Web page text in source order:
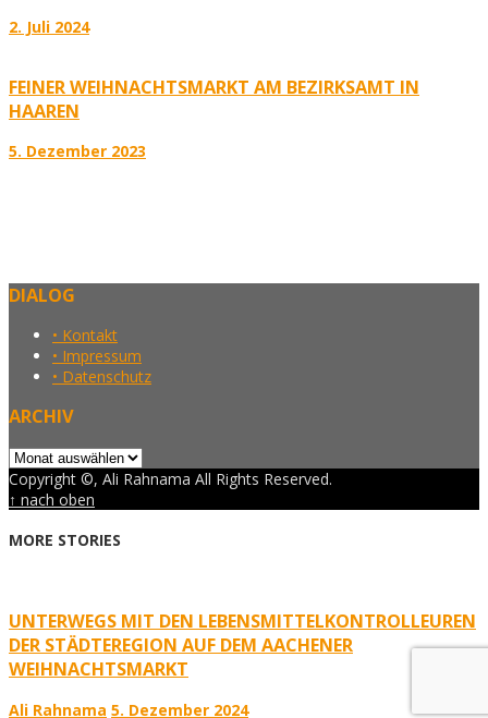
2. Juli 2024
FEINER WEIHNACHTSMARKT AM BEZIRKSAMT IN
HAAREN
5. Dezember 2023
DIALOG
• Kontakt
• Impressum
• Datenschutz
ARCHIV
Archiv
Copyright ©, Ali Rahnama All Rights Reserved.
↑ nach oben
MORE STORIES
UNTERWEGS MIT DEN LEBENSMITTELKONTROLLEUREN
DER STÄDTEREGION AUF DEM AACHENER
WEIHNACHTSMARKT
Ali Rahnama 5. Dezember 2024